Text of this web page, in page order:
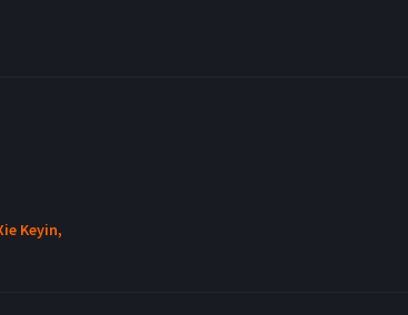
Keyin,